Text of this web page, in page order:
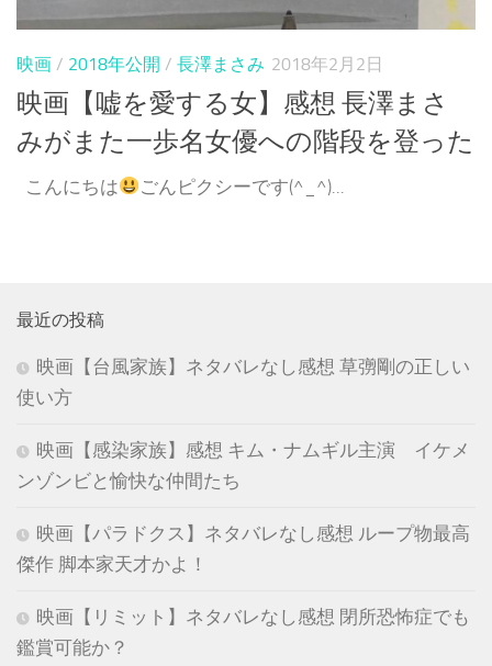
映画 / 2018年公開 / 長澤まさみ 2018年2月2日
映画【嘘を愛する女】感想 長澤まさ
みがまた一歩名女優への階段を登った
こんにちは ごんピクシーです(^_^)...
最近の投稿
映画【台風家族】ネタバレなし感想 草彅剛の正しい
使い方
映画【感染家族】感想 キム・ナムギル主演 イケメ
ンゾンビと愉快な仲間たち
映画【パラドクス】ネタバレなし感想 ループ物最高
傑作 脚本家天才かよ！
映画【リミット】ネタバレなし感想 閉所恐怖症でも
鑑賞可能か？